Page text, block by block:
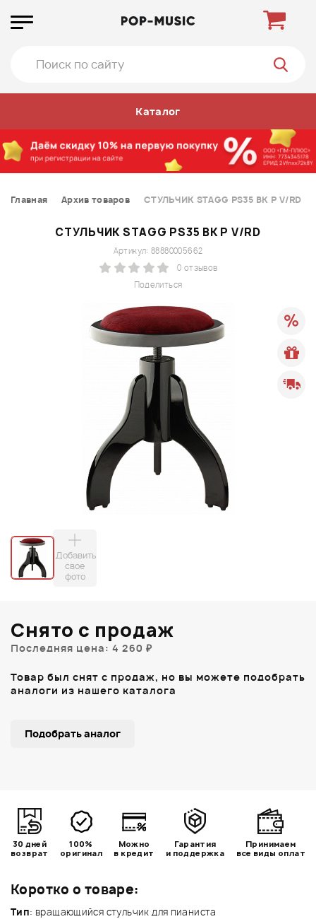
Каталог
Главная Архив товаров СТУЛЬЧИК STAGG PS35 BK P V/RD
СТУЛЬЧИК STAGG PS35 BK P V/RD
Поделиться
Артикул: 88880005662
0 отзывов
Добавить
свое
фото
Коротко о товаре:
Тип: вращающийся стульчик для пианиста
Снято с продаж
Последняя цена: 4 260 ₽
Товар был снят с продаж, но вы можете подобрать
аналоги из нашего каталога
Подобрать аналог
30 дней
возврат
100%
оригинал
Можно
в кредит
Гарантия
и поддержка
Принимаем
все виды оплат